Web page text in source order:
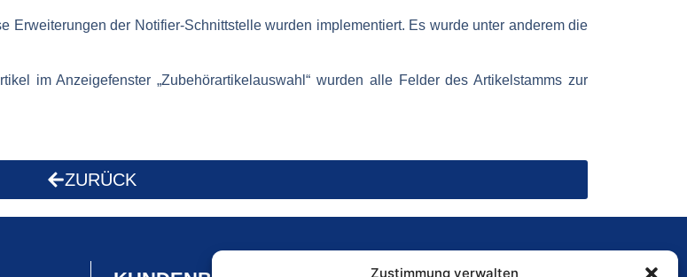
Zustimmung verwalten
Erweiterungen der Notifier-Schnittstelle wurden implementiert. Es wurde unter anderem die
im Anzeigefenster „Zubehörartikelauswahl“ wurden alle Felder des Artikelstamms zur
ZURÜCK